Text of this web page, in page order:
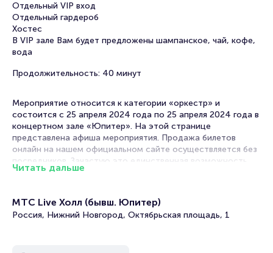
Отдельный VIP вход
Отдельный гардероб
Хостес
В VIP зале Вам будет предложены шампанское, чай, кофе,
вода
Продолжительность: 40 минут
Мероприятие относится к категории «оркестр» и
состоится с 25 апреля 2024 года по 25 апреля 2024 года в
концертном зале «Юпитер». На этой странице
представлена афиша мероприятия. Продажа билетов
онлайн на нашем официальном сайте осуществляется без
посредников. Зачастую это единственная возможность
достать билет на выступление оркестра.
CAGMO «Симфония: Король и шут. Концерт №2»
Читать дальше
МТС Live Холл (бывш. Юпитер)
Россия, Нижний Новгород, Октябрьская площадь, 1